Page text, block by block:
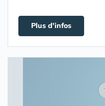
Plus d'infos